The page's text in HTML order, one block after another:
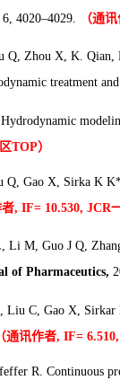
6, 4020–4029. （通
Q, Zhou X, K.
treatment
TOP）
Q, Gao X, Sirka K
者, IF= 10.530, JCR
Li M, Guo J Q,
of Pharmaceutics,
Liu C, Gao X,
（通讯作者, IF=
R. Continuous